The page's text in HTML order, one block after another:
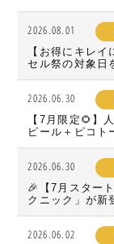
2026.08.01
【お得にキレ
セル祭の対象日
2026.06.30
【7月限定🌻】
ピール＋ピコト
2026.06.30
🎉【7月スター
クニック」が新
2026.06.02